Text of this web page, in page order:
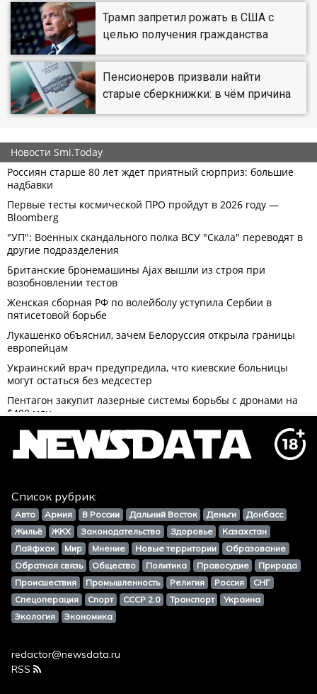
Трамп запретил рожать в США с
целью получения гражданства
Пенсионеров призвали найти
старые сберкнижки: в чём причина
Список рубрик:
Авто Армия В России Дальний Восток Деньги
Донбасс
Жильё
ЖКХ Законодательство Здоровье
Казахстан
Лайфхак
Мир Мнение Новые территории
Образование
Обратная связь
Общество Политика Правосудие
Природа
Происшествия
Промышленность Религия Россия
СНГ
Спецоперация
Спорт СССР 2.0 Транспорт
Украина
Экология
Экономика
redactor@newsdata.ru
RSS